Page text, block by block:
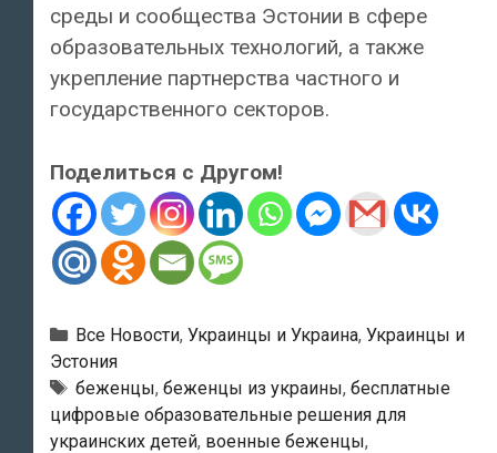
среды и сообщества Эстонии в сфере
образовательных технологий, а также
укрепление партнерства частного и
государственного секторов.
Поделиться с Другом!
Рубрики
Все Новости, Украинцы и Украина, Украинцы и
Эстония
Метки
беженцы, беженцы из украины, бесплатные
цифровые образовательные решения для
украинских детей, военные беженцы,